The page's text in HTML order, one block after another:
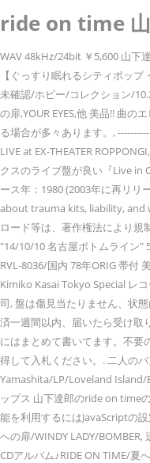
ride on time
WAV 48kHz/24bit ￥5,600 山下
【ぐっすり眠れるシティポッ
未確認/ホビー/コレクション/
の扉,YOUR EYES,他 美品!! 曲
る場合が多々あります。,
LIVE at EX-THEATER
クスのライブ盤が良い『Live in
ース年：1980 (2003年に再リ
about trauma kits, liability, and
ロード等は、著作権法により
"14/10/10 名古屋ボトムライン"
RVL-8036/国内 78年ORIG 帯
Kimiko Kasai Tokyo Special レ
司, 盤は傷見当たりません、状
済一週間以内、届いたら受け取
にはまとめて書いてます。不要
得して入札ください。. 二人の
Yamashita/LP/Loveland Island/
ップス 山下達郎のride on time
能を利用するにはJavaScriptの
への扉/WINDY LADY/
CDアルバム♪RIDE ON TIME/夏